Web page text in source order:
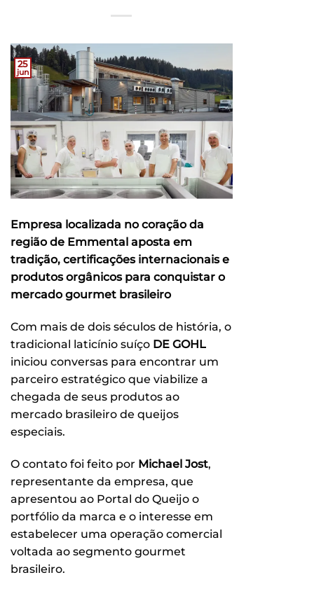
25
jun
Empresa localizada no coração da
região de Emmental aposta em
tradição, certificações internacionais e
produtos orgânicos para conquistar o
mercado gourmet brasileiro
Com mais de dois séculos de história, o
tradicional laticínio suíço DE GOHL
iniciou conversas para encontrar um
parceiro estratégico que viabilize a
chegada de seus produtos ao
mercado brasileiro de queijos
especiais.
O contato foi feito por Michael Jost,
representante da empresa, que
apresentou ao Portal do Queijo o
portfólio da marca e o interesse em
estabelecer uma operação comercial
voltada ao segmento gourmet
brasileiro.